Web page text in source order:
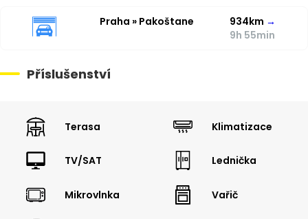
Praha » Pakoštane 934km →
9h 55min
Příslušenství
Terasa Klimatizace
TV/SAT Lednička
Mikrovlnka Vařič